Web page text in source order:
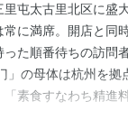
屯太古里北区に盛
常に満席。開店と同
った順番待ちの訪問
」の母体は杭州を拠
素食すなわち精進